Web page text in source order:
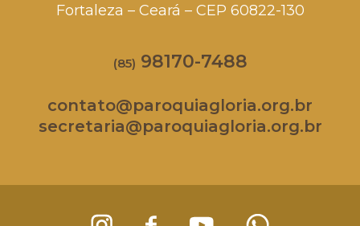
Fortaleza – Ceará – CEP 60822-130
(85) 98170-7488
contato@paroquiagloria.org.br
secretaria@paroquiagloria.org.br